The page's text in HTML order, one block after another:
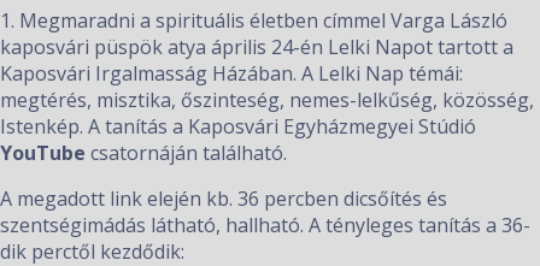
1. Megmaradni a spirituális életben címmel Varga László
kaposvári püspök atya április 24-én Lelki Napot tartott a
Kaposvári Irgalmasság Házában. A Lelki Nap témái:
megtérés, misztika, őszinteség, nemes-lelkűség, közösség,
Istenkép. A tanítás a Kaposvári Egyházmegyei Stúdió
YouTube csatornáján található.
A megadott link elején kb. 36 percben dicsőítés és
szentségimádás látható, hallható. A tényleges tanítás a 36-
dik perctől kezdődik: